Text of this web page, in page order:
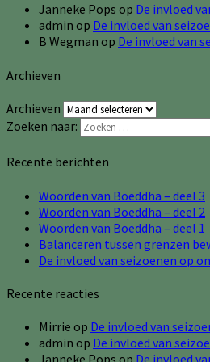
Janneke Pops op De invloed
admin op De invloed van
B Wegman op De invloed van
Archieven
Archieven
Zoeken naar:
Recente berichten
Woorden van Boeddha – deel 3
Woorden van Boeddha – deel 2
Woorden van Boeddha – deel 1
Balanceren tussen grenzen
De invloed van seizoenen op
Recente reacties
Mirrie op De invloed van
admin op De invloed van